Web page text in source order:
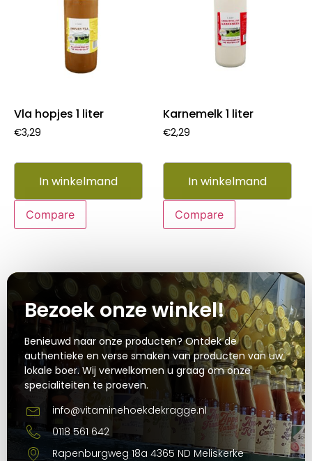
Vla hopjes 1 liter
€3,29
In winkelmand
Compare
Karnemelk 1 liter
€2,29
In winkelmand
Compare
Bezoek onze winkel!
Benieuwd naar onze producten? Ontdek de
authentieke en verse smaken van producten van uw
lokale boer. Wij verwelkomen u graag om onze
specialiteiten te proeven.
info@vitaminehoekdekragge.nl
0118 561 642
Rapenburgweg 18a 4365 ND Meliskerke